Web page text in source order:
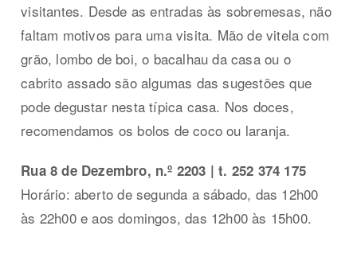
visitantes. Desde as entradas às sobremesas, não
faltam motivos para uma visita. Mão de vitela com
grão, lombo de boi, o bacalhau da casa ou o
cabrito assado são algumas das sugestões que
pode degustar nesta típica casa. Nos doces,
recomendamos os bolos de coco ou laranja.
Rua 8 de Dezembro, n.º 2203 | t. 252 374 175
Horário: aberto de segunda a sábado, das 12h00
às 22h00 e aos domingos, das 12h00 às 15h00.